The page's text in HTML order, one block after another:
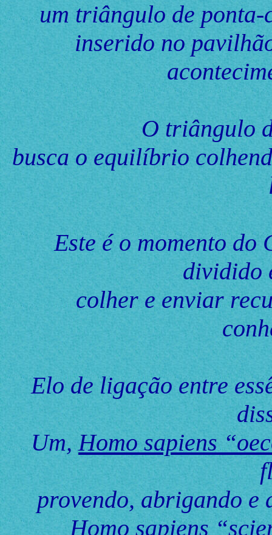
um triângulo de
inserido no
O triângulo
busca o equilíbrio
Este é o momento do
dividido
colher e enviar
Elo de ligação entre
Um,Homo sapiens
provendo, abrigando e
Homo sapiens